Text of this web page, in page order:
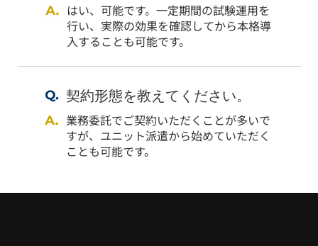
契約形態を教えてください。
業務委託でご契約いただくことが多いで
すが、ユニット派遣​から始めていただく
ことも可能です。
はい、可能です。一定期間の試験運用を
行い、実際の効果を確認してから本格導
入することも可能です。